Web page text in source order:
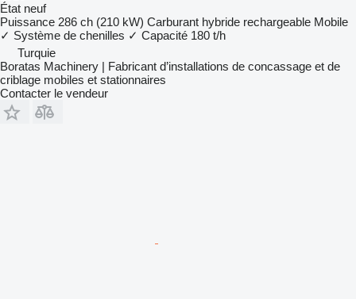
État neuf
Puissance 286 ch (210 kW) Carburant hybride rechargeable Mobile
✓ Système de chenilles ✓ Capacité 180 t/h
Turquie
Boratas Machinery | Fabricant d’installations de concassage et de
criblage mobiles et stationnaires
Contacter le vendeur